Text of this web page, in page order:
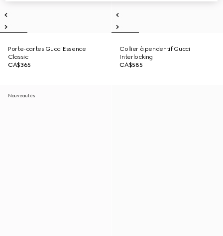
Porte-cartes Gucci Essence
Classic
CA$365
Collier à pendentif Gucci
Interlocking
CA$585
Nouveautés